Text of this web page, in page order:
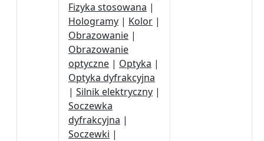
Fizyka stosowana |
Hologramy | Kolor |
Obrazowanie |
Obrazowanie
optyczne | Optyka |
Optyka dyfrakcyjna
| Silnik elektryczny |
Soczewka
dyfrakcyjna |
Soczewki |